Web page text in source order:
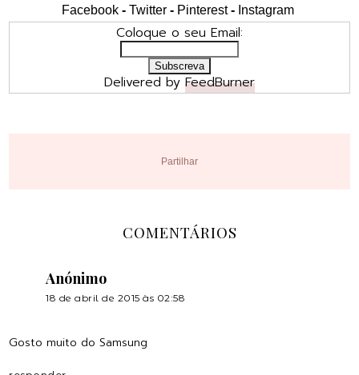
Facebook - Twitter - Pinterest- Instagram
Coloque o seu Email:
Delivered by FeedBurner
Partilhar
COMENTÁRIOS
Anónimo
18 de abril de 2015 às 02:58
Gosto muito do Samsung